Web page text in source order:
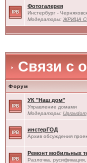
Фотогалерея
Инстербург - Черняховск
Модераторы: ЖРИЦА
Связи с
Форум
УК "Наш дом"
Управление домами
Модераторы: Upravdom
инстерГОД
Архив обсуждения
Ремонт мобильных
Разлочка,